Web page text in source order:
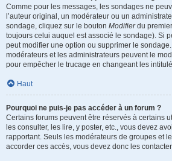
Comme pour les messages, les sondages ne
l’auteur original, un modérateur ou un
sondage, cliquez sur le bouton Modifierdu
toujours celui auquel est associé le sondage). Si
peut modifier une option ou supprimer le
modérateurs et les administrateurs peuvent le
pour empêcher le trucage en changeant les
Haut
Pourquoi ne puis-je pas accéder à un forum ?
Certains forums peuvent être réservés à certains
les consulter, les lire, y poster, etc., vous devez
rapportant. Seuls les modérateurs de groupes et
accorder ces accès, vous devez donc les